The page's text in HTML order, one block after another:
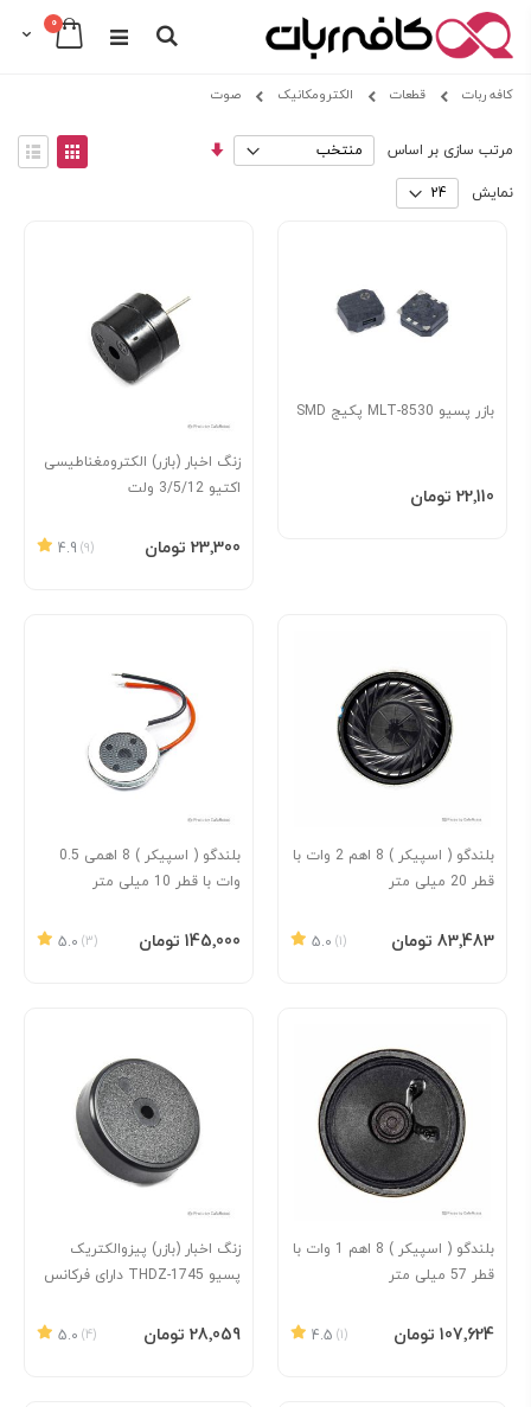
Cart0
Search
to
کافه ربات قطعات الکترومکانیک صوت
مرتب سازی بر اساس
مرتب
View
as
نمایش
بازر پسیو MLT-8530 پکیج SMD
‎22٬110 تومان
افزودن به سبد
زنگ اخبار (بازر) الکترومغناطیسی
اکتیو 3/5/12 ولت
4.9 (9) ‎23٬300 تومان
افزودن به سبد
بلندگو ( اسپیکر ) 8 اهم 2 وات با
قطر 20 میلی متر
5.0 (1) ‎83٬483 تومان
افزودن به سبد
بلندگو ( اسپیکر ) 8 اهمی 0.5
وات با قطر 10 میلی متر
5.0 (3) ‎145٬000 تومان
افزودن به سبد
بلندگو ( اسپیکر ) 8 اهم 1 وات با
قطر 57 میلی متر
4.5 (1) ‎107٬624 تومان
افزودن به سبد
زنگ اخبار (بازر) پیزوالکتریک
پسیو THDZ-1745 دارای فرکانس
5.0
(4) ‎28٬059 تومان
افزودن به سبد